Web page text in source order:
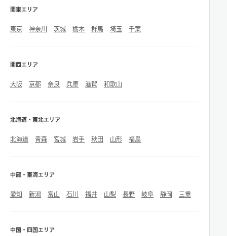
関東エリア
東京 神奈川 茨城 栃木 群馬 埼玉 千葉
関西エリア
大阪 京都 奈良 兵庫 滋賀 和歌山
北海道・東北エリア
北海道 青森 宮城 岩手 秋田 山形 福島
中部・東海エリア
愛知 新潟 富山 石川 福井 山梨 長野 岐阜 静岡 三重
中国・四国エリア